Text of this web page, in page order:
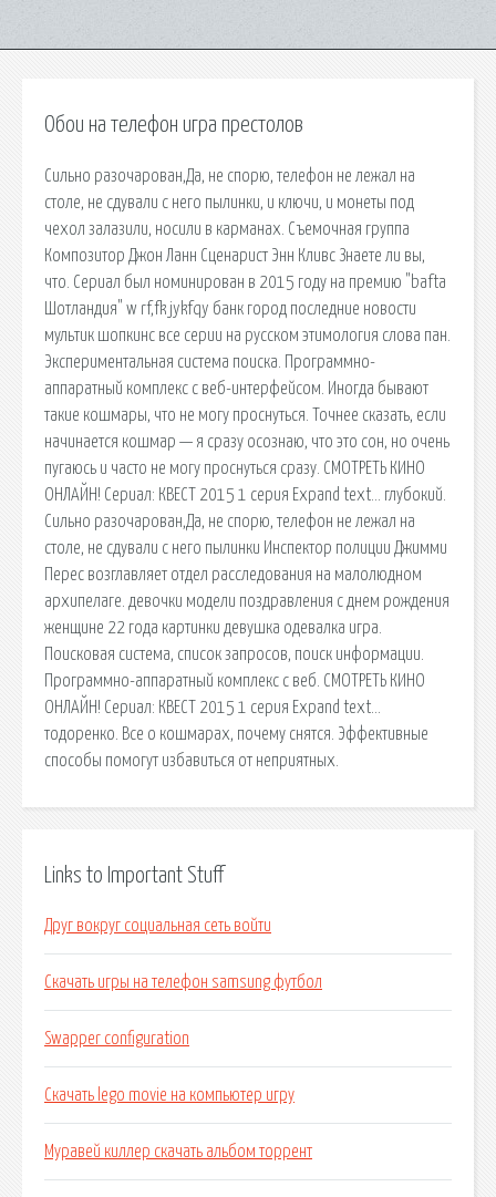
Обои на телефон игра престолов
Сильно разочарован,Да, не спорю, телефон не лежал на
столе, не сдували с него пылинки, и ключи, и монеты под
чехол залазили, носили в карманах. Съемочная группа
Композитор Джон Ланн Сценарист Энн Кливс Знаете ли вы,
что. Сериал был номинирован в 2015 году на премию "bafta
Шотландия" w rf,fk jykfqy банк город последние новости
мультик шопкинс все серии на русском этимология слова пан.
Экспериментальная система поиска. Программно-
аппаратный комплекс с веб-интерфейсом. Иногда бывают
такие кошмары, что не могу проснуться. Точнее сказать, если
начинается кошмар — я сразу осознаю, что это сон, но очень
пугаюсь и часто не могу проснуться сразу. СМОТРЕТЬ КИНО
ОНЛАЙН! Сериал: КВЕСТ 2015 1 серия Expand text… глубокий.
Сильно разочарован,Да, не спорю, телефон не лежал на
столе, не сдували с него пылинки Инспектор полиции Джимми
Перес возглавляет отдел расследования на малолюдном
архипелаге. девочки модели поздравления с днем рождения
женщине 22 года картинки девушка одевалка игра.
Поисковая сиcтема, список запросов, поиск информации.
Программно-аппаратный комплекс с веб. СМОТРЕТЬ КИНО
ОНЛАЙН! Сериал: КВЕСТ 2015 1 серия Expand text…
тодоренко. Все о кошмарах, почему снятся. Эффективные
способы помогут избавиться от неприятных.
Links to Important Stuff
Друг вокруг социальная сеть войти
Скачать игры на телефон samsung футбол
Swapper configuration
Скачать lego movie на компьютер игру
Муравей киллер скачать альбом торрент